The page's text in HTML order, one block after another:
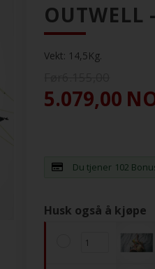
OUTWELL
Vekt: 14,5Kg.
5.079,00
Du tjener 102
Husk også å kjøpe